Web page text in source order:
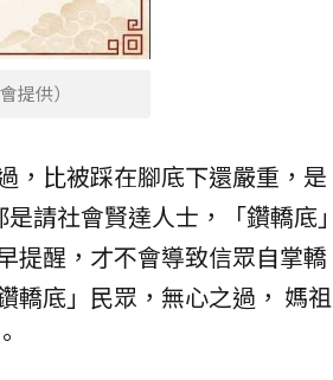
提供）
，比被踩在腳底下還嚴重，是
請社會賢達人士，「鑽轎底」
提醒，才不會導致信眾自掌轎
轎底」民眾，無心之過， 媽祖